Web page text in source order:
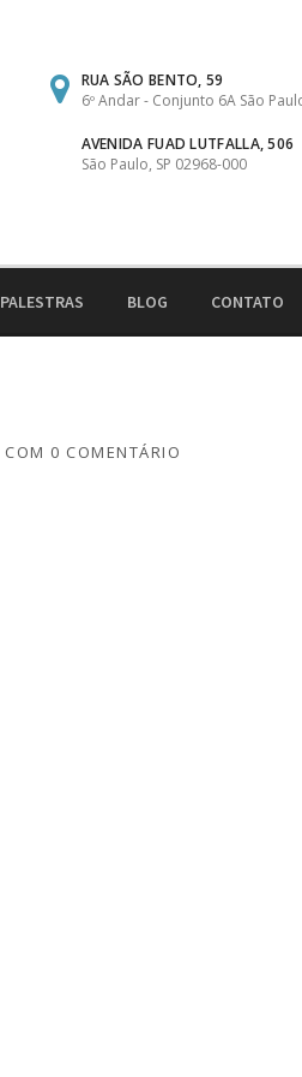
RUA SÃO BENTO, 59
6º Andar - Conjunto 6A São
AVENIDA FUAD LUTFALLA, 506
São Paulo, SP 02968-000
PALESTRAS BLOG CONTATO
COM 0 COMENTÁRIO